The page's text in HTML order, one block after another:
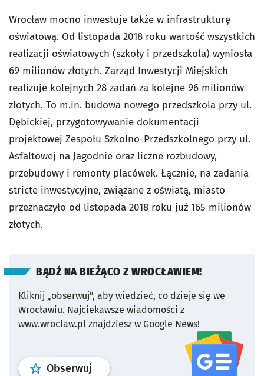
Wrocław mocno inwestuje także w infrastrukturę
oświatową. Od listopada 2018 roku wartość wszystkich
realizacji oświatowych (szkoły i przedszkola) wyniosła
69 milionów złotych. Zarząd Inwestycji Miejskich
realizuje kolejnych 28 zadań za kolejne 96 milionów
złotych. To m.in. budowa nowego przedszkola przy ul.
Dębickiej, przygotowywanie dokumentacji
projektowej Zespołu Szkolno-Przedszkolnego przy ul.
Asfaltowej na Jagodnie oraz liczne rozbudowy,
przebudowy i remonty placówek. Łącznie, na zadania
stricte inwestycyjne, związane z oświatą, miasto
przeznaczyło od listopada 2018 roku już 165 milionów
złotych.
BĄDŹ NA BIEŻĄCO Z WROCŁAWIEM!
Kliknij „obserwuj”, aby wiedzieć, co dzieje się we
Wrocławiu. Najciekawsze wiadomości z
www.wroclaw.pl znajdziesz w Google News!
Obserwuj profil serwisu